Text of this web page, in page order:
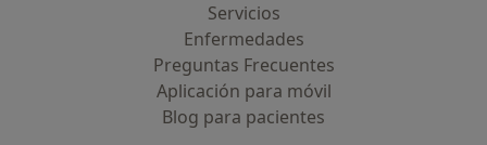
Servicios
Enfermedades
Preguntas Frecuentes
Aplicación para móvil
Blog para pacientes